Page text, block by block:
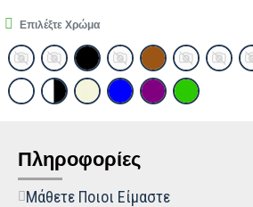
Επιλέξτε Χρώμα
Πληροφορίες
Μάθετε Ποιοι Είμαστε